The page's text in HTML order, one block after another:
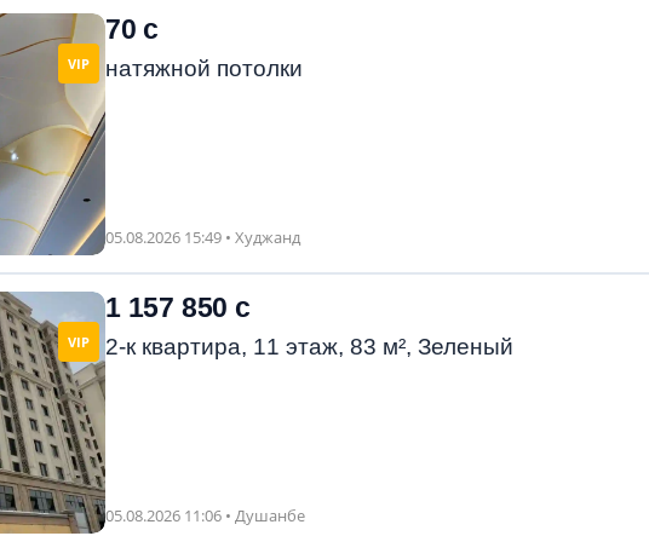
VIP
70 с
натяжной потолки
05.08.2026 15:49 • Худжанд
VIP
1 157 850 с
2-к квартира, 11 этаж, 83 м², Зеленый
05.08.2026 11:06 • Душанбе